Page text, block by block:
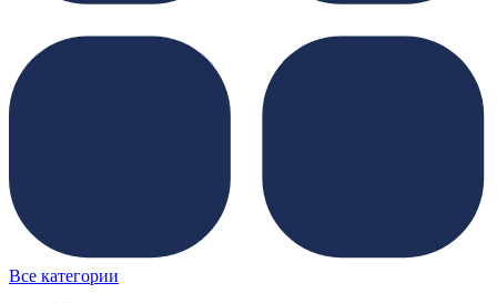
Все категории